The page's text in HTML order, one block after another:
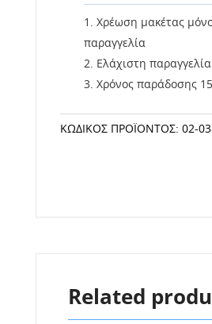
Χρέωση μακέτας
παραγγελία
Ελάχιστη
Χρόνος παράδοσης
ΚΩΔΙΚΌΣ ΠΡΟΪΌΝΤΟΣ: 02-
Related